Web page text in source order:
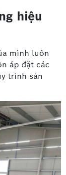
hiệu
mình luôn
áp đặt các
trình sản